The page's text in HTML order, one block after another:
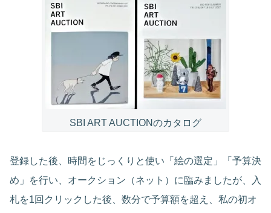
SBI ART AUCTIONのカタログ
登録した後、時間をじっくりと使い「絵の選定」「予算決
め」を行い、オークション（ネット）に臨みましたが、入
札を1回クリックした後、数分で予算額を超え、私の初オ